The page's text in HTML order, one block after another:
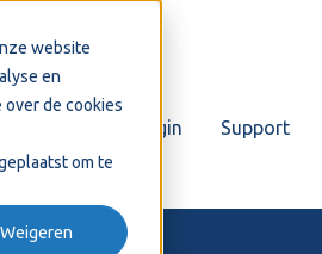
website
en
de cookies
om te
Weigeren
Login Support